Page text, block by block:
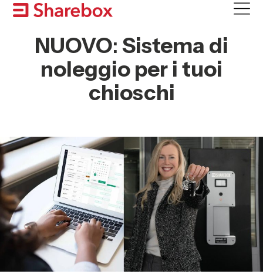
Skip
NUOVO: Sistema di
noleggio per i tuoi
chioschi